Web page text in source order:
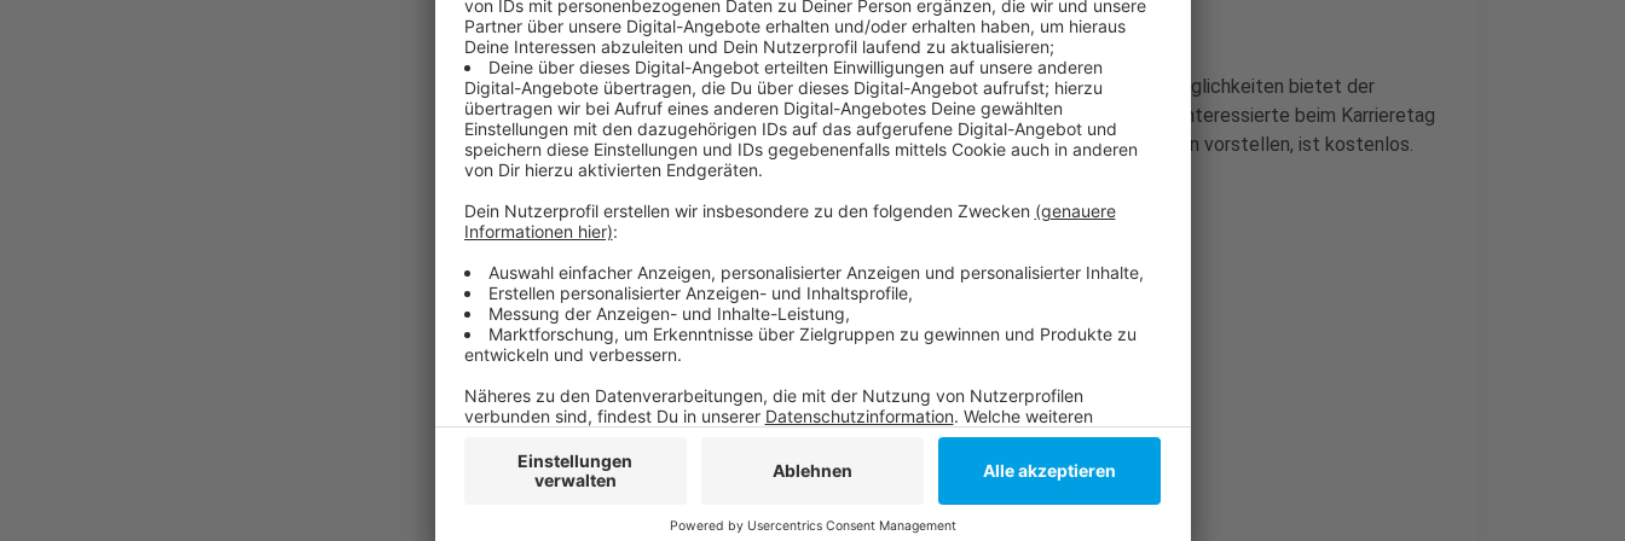
"Wie sehen die Einstiegsmöglichkeiten aus?" Und: "Welche Jobmöglichkeiten bietet der
Düsseldorfer Arbeitsmarkt aktuell?" - Antworten darauf können Interessierte beim Karrieretag
bekommen. Die Messe, auf der sich 50 Arbeitgeber aus der Region vorstellen, ist kostenlos.
Weitere Infos und Links zum Thema:
Anzeige
Alle Infos zum Karrieretag Düsseldorf